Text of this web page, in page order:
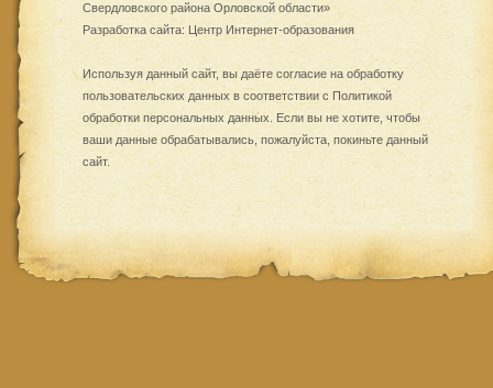
Свердловского района Орловской области»
Разработка сайта:
Центр Интернет-образования
Используя данный сайт, вы даёте согласие на обработку
пользовательских данных в соответствии с Политикой
обработки персональных данных . Если вы не хотите, чтобы
ваши данные обрабатывались, пожалуйста, покиньте данный
сайт.